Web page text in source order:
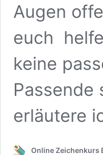
Augen
euch
keine
Passende
erläutere
Online Zeichenkurs